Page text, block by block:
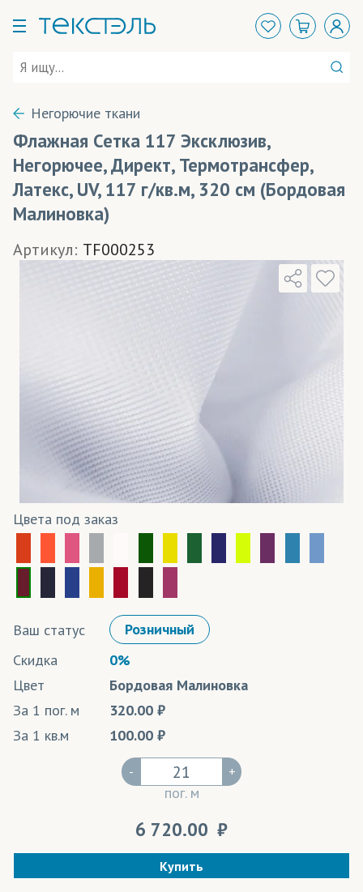
Негорючие ткани
Флажная Сетка 117 Эксклюзив,
Негорючее, Директ, Термотрансфер,
Латекс, UV, 117 г/кв.м, 320 см (Бордовая
Малиновка)
Артикул: TF000253
Цвета под заказ
Ваш статус
Розничный
Скидка
0%
Цвет
Бордовая Малиновка
За 1 пог. м
320.00
За 1 кв.м
100.00
-
пог. м
+
6 720.00
Купить